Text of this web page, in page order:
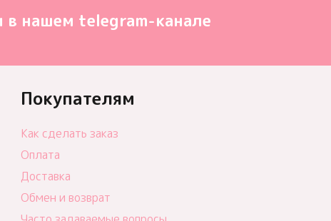
в нашем telegram-канале
Покупателям
Как сделать заказ
Оплата
Доставка
Обмен и возврат